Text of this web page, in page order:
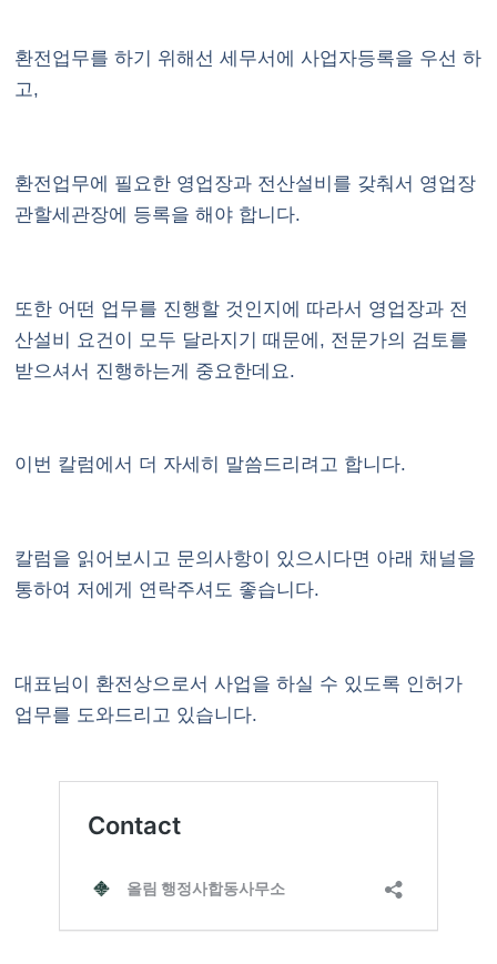
환전업무를 하기 위해선 세무서에 사업자등록을 우선 하
고,
환전업무에 필요한 영업장과 전산설비를 갖춰서 영업장
관할세관장에 등록을 해야 합니다.
또한 어떤 업무를 진행할 것인지에 따라서 영업장과 전
산설비 요건이 모두 달라지기 때문에, 전문가의 검토를
받으셔서 진행하는게 중요한데요.
이번 칼럼에서 더 자세히 말씀드리려고 합니다.
칼럼을 읽어보시고 문의사항이 있으시다면 아래 채널을
통하여 저에게 연락주셔도 좋습니다.
대표님이 환전상으로서 사업을 하실 수 있도록 인허가
업무를 도와드리고 있습니다.